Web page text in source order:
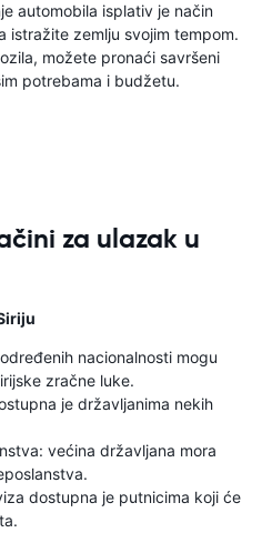
automobila isplativ je način
istražite zemlju svojim tempom.
možete pronaći savršeni
potrebama i budžetu.
za ulazak u
nacionalnosti mogu
zračne luke.
je državljanima nekih
većina državljana mora
dostupna je putnicima koji će